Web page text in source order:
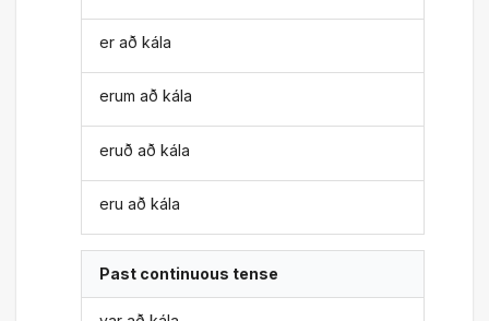
er að kála
erum að kála
eruð að kála
eru að kála
Past continuous tense